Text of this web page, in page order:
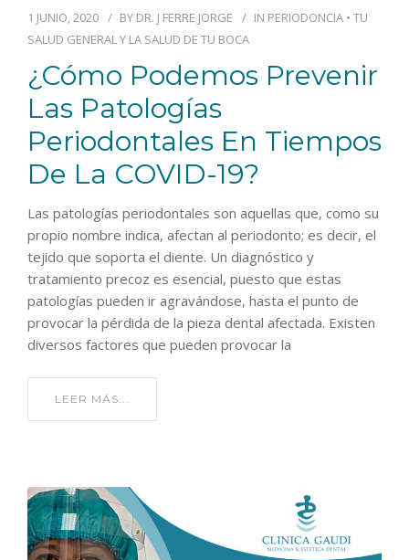
1 JUNIO, 2020 BY DR. J FERRE JORGE IN PERIODONCIA • TU
SALUD GENERAL Y LA SALUD DE TU BOCA
¿Cómo Podemos Prevenir
Las Patologías
Periodontales En Tiempos
De La COVID-19?
Las patologías periodontales son aquellas que, como su
propio nombre indica, afectan al periodonto; es decir, el
tejido que soporta el diente. Un diagnóstico y
tratamiento precoz es esencial, puesto que estas
patologías pueden ir agravándose, hasta el punto de
provocar la pérdida de la pieza dental afectada. Existen
diversos factores que pueden provocar la
LEER MÁS...